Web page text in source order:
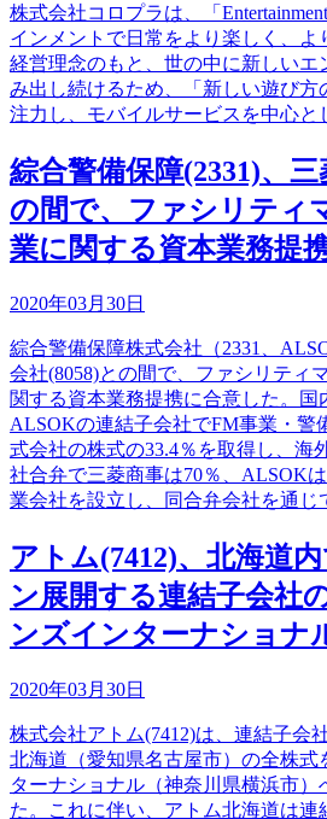
株式会社コロプラは、「
インメントで日常をより楽しく、よ
経営理念のもと、世の中に新しいエ
み出し続けるため、「新しい遊び方
注力し、モバイルサービスを中心と
綜合警備保障(2331)、三
の間で、ファシリティ
業に関する資本業務提
2020年03月30日
綜合警備保障株式会社（2331、
会社(8058)との間で、ファシリティ
関する資本業務提携に合意した。国
ALSOKの連結子会社でFM事業・警
式会社の株式の33.4％を取得し、海
社合弁で三菱商事は70％、ALSOK
業会社を設立し、同合弁会社を通じ
アトム(7412)、北海道
ン展開する連結子会社
ンズインターナショナ
2020年03月30日
株式会社アトム(7412)は、連結子会
北海道（愛知県名古屋市）の全株式
ターナショナル（神奈川県横浜市）
た。これに伴い、アトム北海道は連